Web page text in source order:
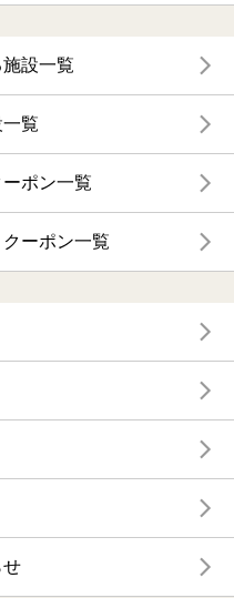
設一覧
覧
ポン一覧
ーポン一覧
せ